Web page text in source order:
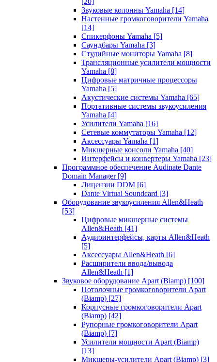
Звуковые колонны Yamaha [14]
Настенные громкоговорители Yamaha
[14]
Спикерфоны Yamaha [5]
Саундбары Yamaha [3]
Студийные мониторы Yamaha [8]
Трансляционные усилители мощности
Yamaha [8]
Цифровые матричные процессоры
Yamaha [5]
Акустические системы Yamaha [65]
Портативные системы звукоусиления
Yamaha [4]
Усилители Yamaha [16]
Сетевые коммутаторы Yamaha [12]
Аксессуары Yamaha [1]
Микшерные консоли Yamaha [40]
Интерфейсы и конвертеры Yamaha [23]
Программное обеспечение Audinate Dante
Domain Manager [9]
Лицензии DDM [6]
Dante Virtual Soundcard [3]
Оборудование звукоусиления Allen&Heath
[53]
Цифровые микшерные системы
Allen&Heath [41]
Аудиоинтерфейсы, карты Allen&Heath
[5]
Аксессуары Allen&Heath [6]
Расширители ввода/вывода
Allen&Heath [1]
Звуковое оборудование Apart (Biamp) [100]
Потолочные громкоговорители Apart
(Biamp) [27]
Корпусные громкоговорители Apart
(Biamp) [42]
Рупорные громкоговорители Apart
(Biamp) [7]
Усилители мощности Apart (Biamp)
[13]
Микшеры-усилители Apart (Biamp) [3]